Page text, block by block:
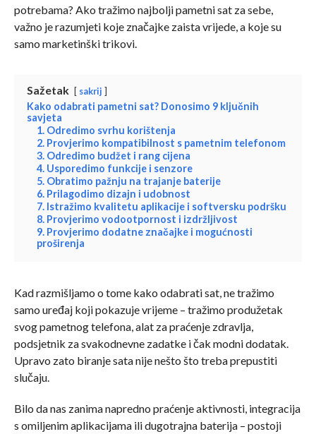
potrebama? Ako tražimo najbolji pametni sat za sebe,
važno je razumjeti koje značajke zaista vrijede, a koje su
samo marketinški trikovi.
Sažetak sakrij
Kako odabrati pametni sat? Donosimo 9 ključnih
savjeta
1. Odredimo svrhu korištenja
2. Provjerimo kompatibilnost s pametnim telefonom
3. Odredimo budžet i rang cijena
4. Usporedimo funkcije i senzore
5. Obratimo pažnju na trajanje baterije
6. Prilagodimo dizajn i udobnost
7. Istražimo kvalitetu aplikacije i softversku podršku
8. Provjerimo vodootpornost i izdržljivost
9. Provjerimo dodatne značajke i mogućnosti
proširenja
Kad razmišljamo o tome kako odabrati sat, ne tražimo
samo uređaj koji pokazuje vrijeme – tražimo produžetak
svog pametnog telefona, alat za praćenje zdravlja,
podsjetnik za svakodnevne zadatke i čak modni dodatak.
Upravo zato biranje sata nije nešto što treba prepustiti
slučaju.
Bilo da nas zanima napredno praćenje aktivnosti, integracija
s omiljenim aplikacijama ili dugotrajna baterija – postoji